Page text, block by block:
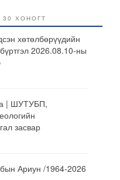
30 ХОНОГТ
хөтөлбөрүүдийн
2026.08.10-ны
| ШУТУБП,
засвар
Ариун /1964-2026